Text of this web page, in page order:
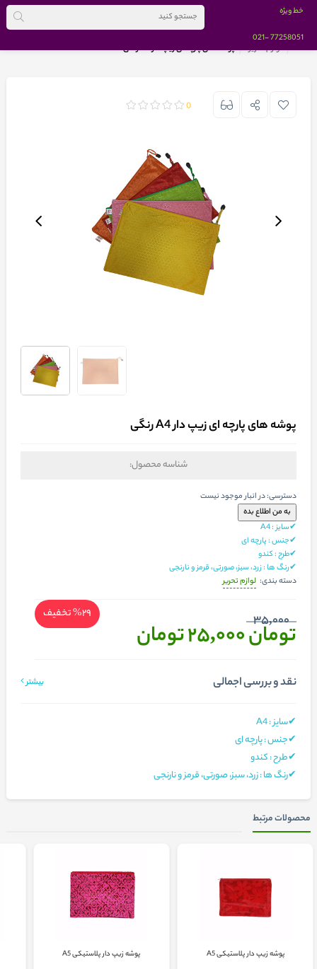
خط ویژه
77258051
-021
خانه
لوازم تحریر پوشه های پارچه ای زیپ دار A4 رنگی
پوشه های پارچه ای زیپ دار A4 رنگی
شناسه محصول:
دسترسی:در انبار موجود نیست
✔سایز : A4
✔جنس : پارچه ای
✔طرح : کندو
✔رنگ ها : زرد، سبز، صورتی، قرمز و نارنجی
دسته بندی: لوازم تحریر
35,000
تومان 25,000 تومان
%29تخفیف
0
نقد و بررسی اجمالی بیشتر
✔سایز : A4
✔جنس : پارچه ای
✔طرح : کندو
✔رنگ ها : زرد، سبز، صورتی، قرمز و نارنجی
محصولات مرتبط
پوشه زیپ دار پلاستیکی A5 پوشه زیپ دار پلاستیکی A5